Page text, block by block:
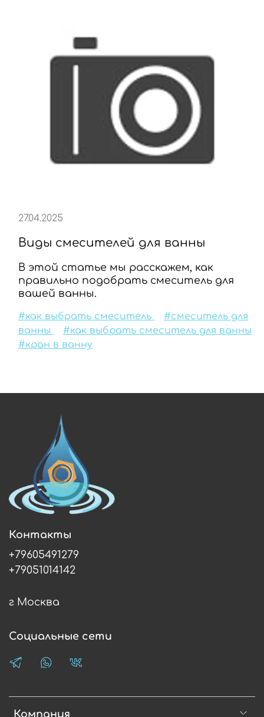
Виды смесителей для ванны
В этой статье мы расскажем, как
правильно подобрать смеситель для
вашей ванны.
27.04.2025
#как выбрать смеситель
#смеситель для
ванны
#как выбрать смеситель для ванны
#кран в ванну
Компания
Контакты
+79605491279
+79051014142
г Москва
Социальные сети